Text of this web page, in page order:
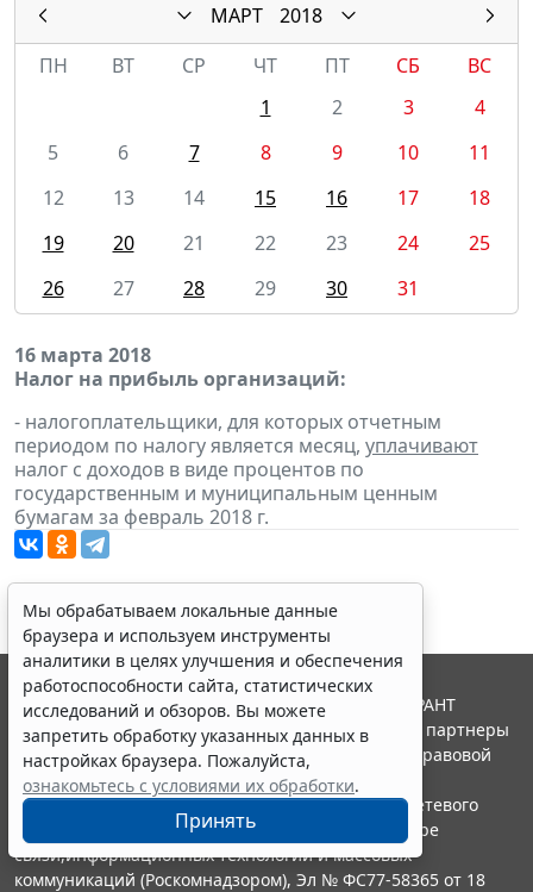
МАРТ
2018
ПН
ВТ СР ЧТ ПТ СБ
ВС
1
2 3
4
5
6 7 8 9 10
11
12
13 14 15 16 17
18
19
20 21 22 23 24
25
26
27 28 29 30 31
16 марта 2018
Налог на прибыль организаций:
- налогоплательщики, для которых отчетным
периодом по налогу является месяц, уплачивают
налог с доходов в виде процентов по
государственным и муниципальным ценным
бумагам за февраль 2018 г.
Мы обрабатываем локальные данные
браузера и используем инструменты
аналитики в целях улучшения и обеспечения
работоспособности сайта, статистических
исследований и обзоров. Вы можете
запретить обработку указанных данных в
настройках браузера. Пожалуйста,
ознакомьтесь с условиями их обработки.
Принять
© ООО "НПП "ГАРАНТ-СЕРВИС", 2026. Система ГАРАНТ
выпускается с 1990 года. Компания "Гарант" и ее партнеры
являются участниками Российской ассоциации правовой
информации ГАРАНТ.
Портал ГАРАНТ.РУ зарегистрирован в качестве сетевого
издания Федеральной службой по надзору в сфере
связи,информационных технологий и массовых
коммуникаций (Роскомнадзором), Эл № ФС77-58365 от 18